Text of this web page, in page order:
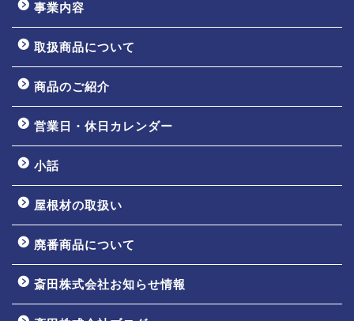
事業内容
取扱商品について
商品のご紹介
営業日・休日カレンダー
小話
屋根材の取扱い
廃番商品について
斎田株式会社お知らせ情報
ホーム